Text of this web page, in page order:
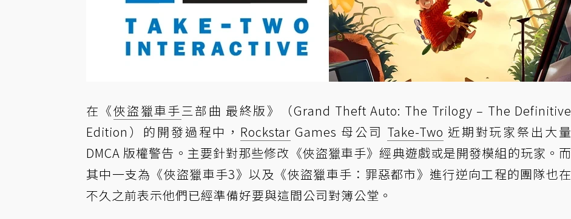
在《俠盜獵車手三部曲 最終版》（Grand Theft Auto: The Trilogy – The Definitive
Edition）的開發過程中， Rockstar Games 母公司 Take-Two 近期對玩家祭出大量
DMCA 版權警告。主要針對那些修改《俠盜獵車手》經典遊戲或是開發模組的玩家。而
其中一支為《俠盜獵車手3》以及《俠盜獵車手：罪惡都市》進行逆向工程的團隊也在
不久之前表示他們已經準備好要與這間公司對簿公堂。